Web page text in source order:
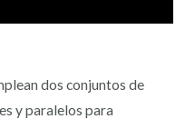
dos conjuntos de
y paralelos para